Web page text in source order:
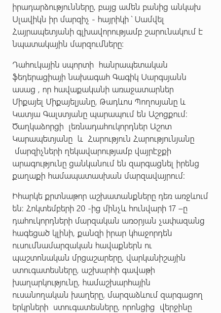
իրադարձությունները, բայց ամեն բանից անկախ
Սլավիկն իր մարզիչ - հայրիկի ՝ Սամվել
Հայրապետյանի գլխավորությամբ շարունակում է
նպատակային մարզումները:
Դահուկային սպորտի հանրապետական
ֆեդերացիայի նախագահ Գագիկ Սարգսյանն
ասաց , որ հավաքականի առաջատարներ
Միքայել Միքայելյանը, Թադևոս Պողոսյանը և
Կատյա Գալստյանը պարապում են Աշոցքում:
Ծաղկաձորցի լեռնադահուկորդներ Աշոտ
Կարապետյանը և Հարություն Հարությունյանը
մարզիչների ղեկավարությամբ վայրէջքի
արագությունը ցանկանում են զարգացնել իրենց
քաղաքի համապատասխան մարզավայրում:
Իհարկե քրտնաթոր աշխատանքները դեռ առջևում
են: Հոկտեմբերի 20 -ից մինչև հունվարի 17 –ը
դահուկորդների մարզական առօրյան չափազանց
հագեցած կլինի, քանզի իրար կհաջորդեն
ուսումնամարզական հավաքներն ու
պաշտոնական մրցաշարերը, վարկանիշային
ստուգատեսները, աշխարհի գավաթի
խաղարկությունը, համաշխարհային
ուսանողական խաղերը, մարզաձևում զարգացող
երկրների ստուգատեսները, որոնցից վերջինը